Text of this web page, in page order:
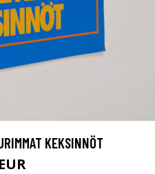
KEKSINNÖT